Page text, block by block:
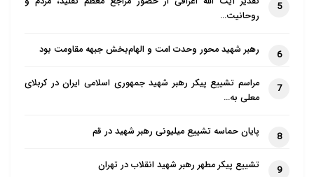
این خود نشان می دهد چین برای عضویت در شورای حقوق
گروه های حقوق بشری همچنین خواستار خالی نگهداشتن
کرسی چهارم و عدم رأی مثبت به چین برای عضویت در
شورای حقوق بشر سازمان ملل شدند.
منبع: سرویس ترجمه ردنا
5
روحانیت…
6 رهبر شهید محور وحدت امت و الهام‌بخش جبهه مقاومت بود
7
مراسم تشییع پیکر رهبر شهید جمهوری اسلامی ایران در کربلای
معلی به…
8 پایان حماسه تشییع میلیونی رهبر شهید در قم
9 تشییع پیکر مطهر رهبر شهید انقلاب در تهران